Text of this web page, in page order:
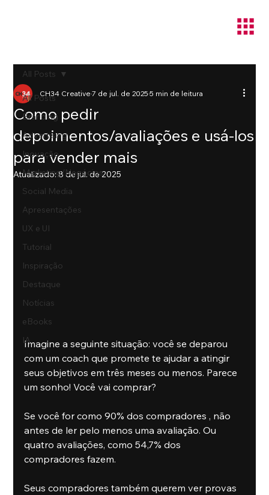
All Posts
Branding
Advertising
Inovação
Marketing/Negócios
Social Media
Apresentações
UX e UI
Tutorial
Inspiração
Destaque
Notícias
eBooks
IA
All Posts
Como pedir
depoimentos/avaliações e usá-los
para vender mais
CH34 Creative7 de jul. de 20255 min de leitura
Atualizado:8 de jul. de 2025
Imagine a seguinte situação: você se deparou
com um coach que promete te ajudar a atingir
seus objetivos em três meses ou menos. Parece
um sonho! Você vai comprar?
Se você for como 90% dos compradores , não
antes de ler pelo menos uma avaliação. Ou
quatro avaliações, como 54,7% dos
compradores fazem.
Seus compradores também querem ver provas